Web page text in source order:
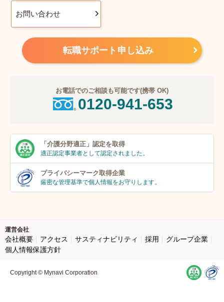
お問い合わせ
転職サポート申し込み
お電話でのご相談も可能です(携帯 OK)
0120-941-653
「介護分野適正」 認定を取得
適正認定事業者として認定されました。
プライバシーマーク取得企業
厳密な管理基準で個人情報をお守りします。
運営会社
会社概要 アクセス サスティナビリティ 採用
グループ企業
個人情報保護方針
Copyright © Mynavi Corporation